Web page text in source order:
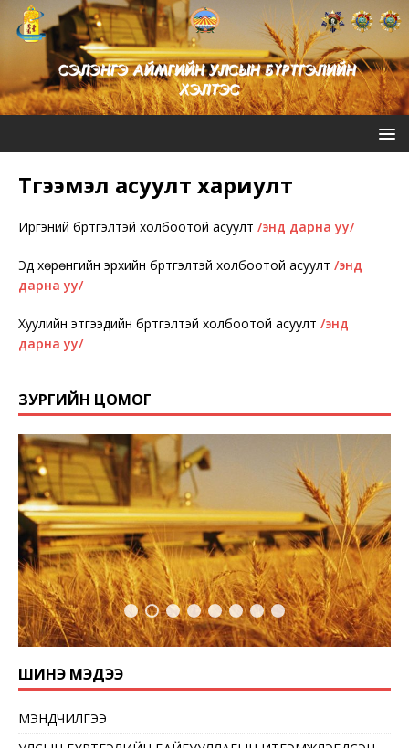
Түгээмэл асуулт хариулт
Иргэний бүртгэлтэй холбоотой асуулт /энд дарна уу/
Эд хөрөнгийн эрхийн бүртгэлтэй холбоотой асуулт /энд
дарна уу/
Хуулийн этгээдийн бүртгэлтэй холбоотой асуулт /энд
дарна уу/
ЗУРГИЙН ЦОМОГ
ШИНЭ МЭДЭЭ
МЭНДЧИЛГЭЭ